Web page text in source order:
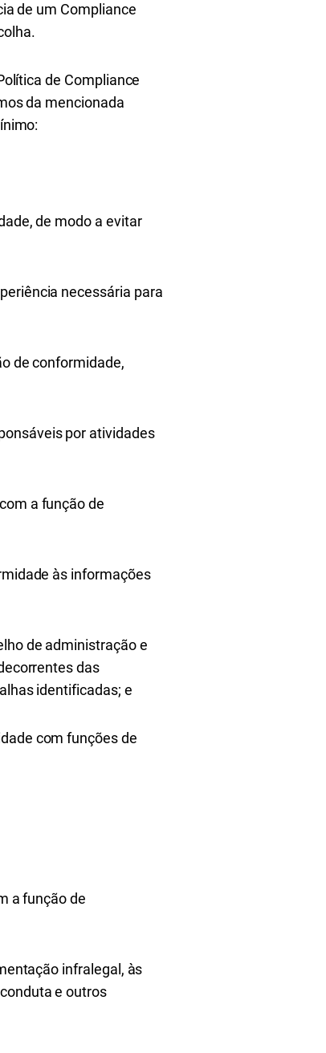
de um Compliance
de Compliance
da mencionada
de modo a evitar
necessária para
de conformidade,
por atividades
a função de
às informações
de administração e
das
identificadas; e
com funções de
a função de
infralegal, às
e outros